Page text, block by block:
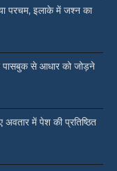
परचम, इलाके में जश्न का
पासबुक से आधार को जोड़ने
अवतार में पेश की प्रतिष्ठित